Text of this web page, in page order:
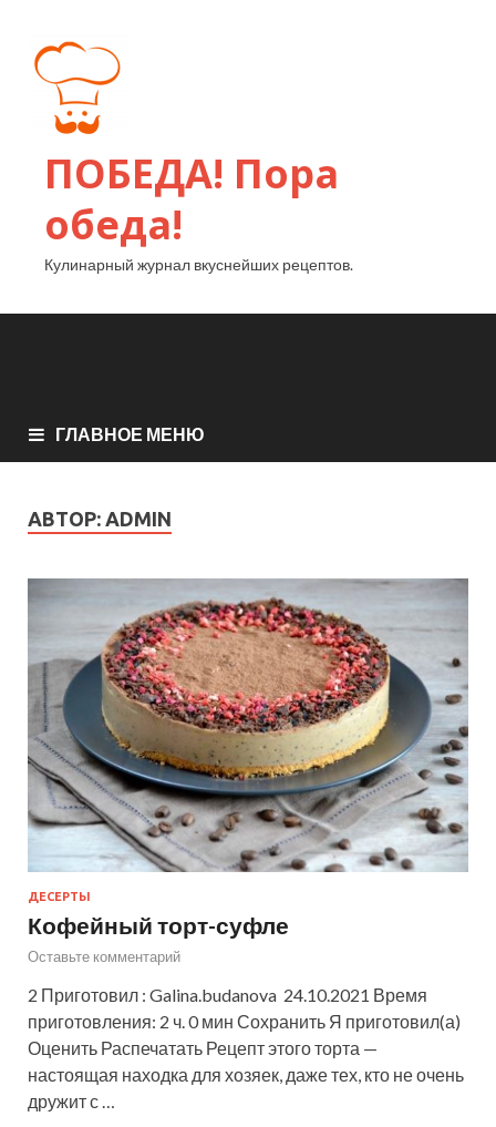
ПОБЕДА! Пора
обеда!
Кулинарный журнал вкуснейших рецептов.
ГЛАВНОЕ МЕНЮ
АВТОР: ADMIN
ДЕСЕРТЫ
Кофейный торт-суфле
Оставьте комментарий
2 Приготовил : Galina.budanova 24.10.2021 Время
приготовления: 2 ч. 0 мин Сохранить Я приготовил(а)
Оценить Распечатать Рецепт этого торта —
настоящая находка для хозяек, даже тех, кто не очень
дружит с …